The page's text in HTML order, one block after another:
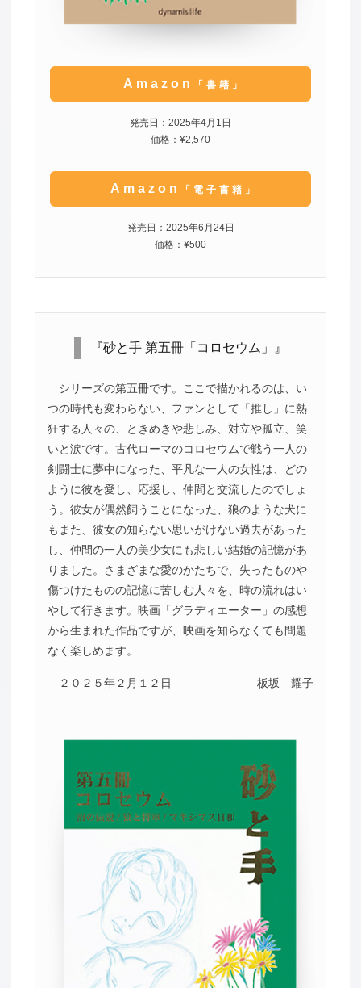
Amazon 「書籍」
発売日：2025年4月1日
価格：¥2,570
Amazon 「電子書籍」
発売日：2025年6月24日
価格：¥500
『砂と手 第五冊「コロセウム」』
シリーズの第五冊です。ここで描かれるのは、い
つの時代も変わらない、ファンとして「推し」に熱
狂する人々の、ときめきや悲しみ、対立や孤立、笑
いと涙です。古代ローマのコロセウムで戦う一人の
剣闘士に夢中になった、平凡な一人の女性は、どの
ように彼を愛し、応援し、仲間と交流したのでしょ
う。彼女が偶然飼うことになった、狼のような犬に
もまた、彼女の知らない思いがけない過去があった
し、仲間の一人の美少女にも悲しい結婚の記憶があ
りました。さまざまな愛のかたちで、失ったものや
傷つけたものの記憶に苦しむ人々を、時の流れはい
やして行きます。映画「グラディエーター」の感想
から生まれた作品ですが、映画を知らなくても問題
なく楽しめます。
２０２５年２月１２日 板坂 耀子